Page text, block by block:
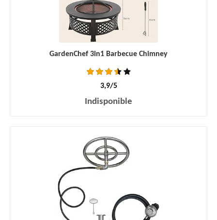
GardenChef 3in1 Barbecue Chimney
3,9/5
Indisponible